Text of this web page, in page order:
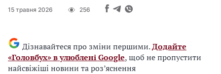
15 травня 2026 256
Дізнавайтеся про зміни першими.Додайте
«Головбух» в улюблені Google, щоб не пропустити
найсвіжіші новини та роз’яснення